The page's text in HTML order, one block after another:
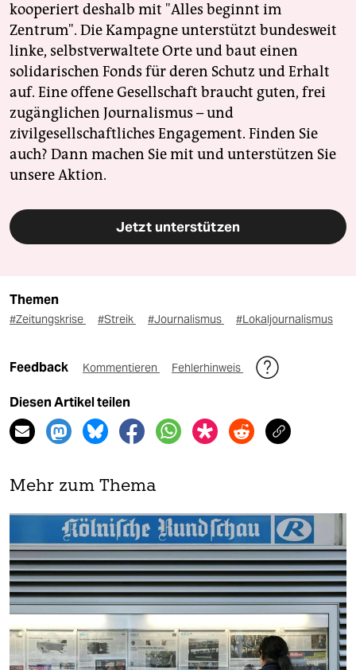
kooperiert deshalb mit "Alles beginnt im
Zentrum". Die Kampagne unterstützt bundesweit
linke, selbstverwaltete Orte und baut einen
solidarischen Fonds für deren Schutz und Erhalt
auf. Eine offene Gesellschaft braucht guten, frei
zugänglichen Journalismus – und
zivilgesellschaftliches Engagement. Finden Sie
auch? Dann machen Sie mit und unterstützen Sie
unsere Aktion.
Jetzt unterstützen
Themen
#Zeitungskrise #Streik #Journalismus #Lokaljournalismus
Feedback Kommentieren Fehlerhinweis
Diesen Artikel teilen
Mehr zum Thema